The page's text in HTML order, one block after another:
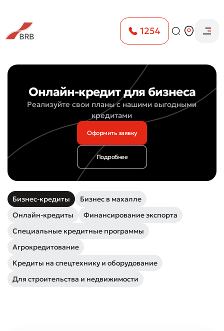
1254
Онлайн-кредит для бизнеса
Реализуйте свои планы с нашими выгодными
кредитами
Оформить заявку
Подробнее
Бизнес-кредиты
Бизнес в махалле
Онлайн-кредиты
Финансирование экспорта
Специальные кредитные программы
Агрокредитование
Кредиты на спецтехнику и оборудование
Для строительства и недвижимости